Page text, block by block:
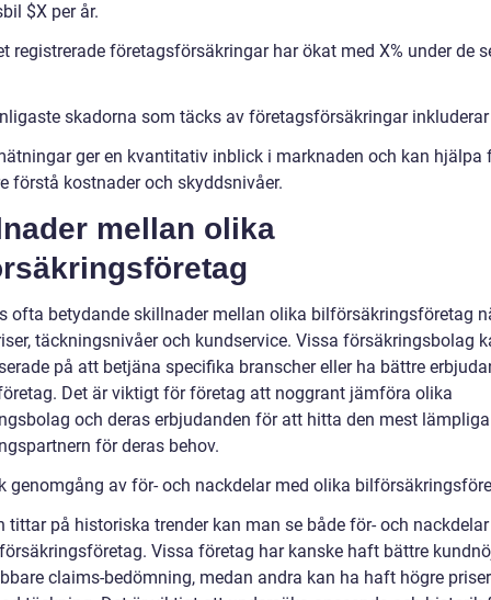
$X per år.
registrerade företagsförsäkringar har ökat med X% under de
skadorna som täcks av företagsförsäkringar inkluderar
ger en kvantitativ inblick i marknaden och kan hjälpa
förstå kostnader och skyddsnivåer.
mellan olika
ofta betydande skillnader mellan olika bilförsäkringsföretag
täckningsnivåer och kundservice. Vissa försäkringsbolag
på att betjäna specifika branscher eller ha bättre
Det är viktigt för företag att noggrant jämföra olika
och deras erbjudanden för att hitta den mest lämpliga
för deras behov.
genomgång av för- och nackdelar med olika
tittar på historiska trender kan man se både för- och
Vissa företag har kanske haft bättre
claims-bedömning, medan andra kan ha haft högre